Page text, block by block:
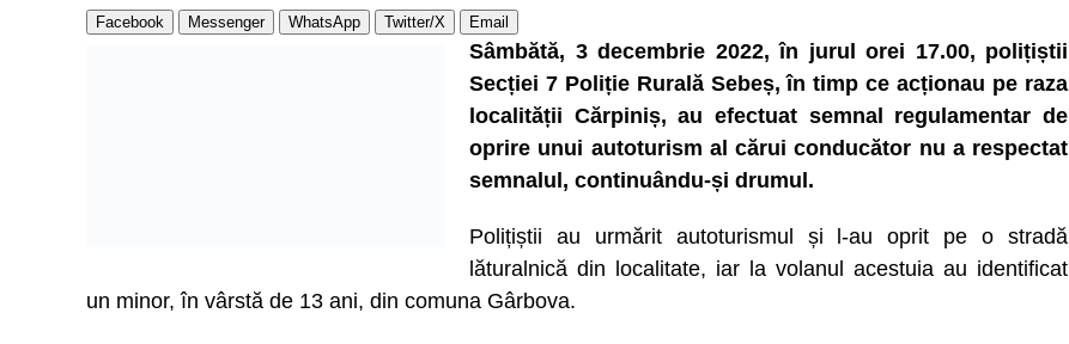
Facebook Messenger WhatsApp Twitter/X Email
Sâmbătă, 3 decembrie 2022, în jurul orei 17.00, polițiștii
Secției 7 Poliție Rurală Sebeș, în timp ce acționau pe raza
localității Cărpiniș, au efectuat semnal regulamentar de
oprire unui autoturism al cărui conducător nu a respectat
semnalul, continuându-și drumul.
Polițiștii au urmărit autoturismul și l-au oprit pe o stradă
lăturalnică din localitate, iar la volanul acestuia au identificat
un minor, în vârstă de 13 ani, din comuna Gârbova.